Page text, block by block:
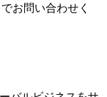
お問い合わせく